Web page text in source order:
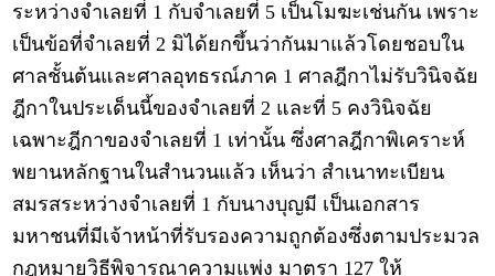
ระหว่างจำเลยที่ 1 กับจำเลยที่ 5 เป็นโมฆะเช่นกัน เพราะ
เป็นข้อที่จำเลยที่ 2 มิได้ยกขึ้นว่ากันมาแล้วโดยชอบใน
ศาลชั้นต้นและศาลอุทธรณ์ภาค 1 ศาลฎีกาไม่รับวินิจฉัย
ฎีกาในประเด็นนี้ของจำเลยที่ 2 และที่ 5 คงวินิจฉัย
เฉพาะฎีกาของจำเลยที่ 1 เท่านั้น ซึ่งศาลฎีกาพิเคราะห์
พยานหลักฐานในสำนวนแล้ว เห็นว่า สำเนาทะเบียน
สมรสระหว่างจำเลยที่ 1 กับนางบุญมี เป็นเอกสาร
มหาชนที่มีเจ้าหน้าที่รับรองความถูกต้องซึ่งตามประมวล
กฎหมายวิธีพิจารณาความแพ่ง มาตรา 127 ให้